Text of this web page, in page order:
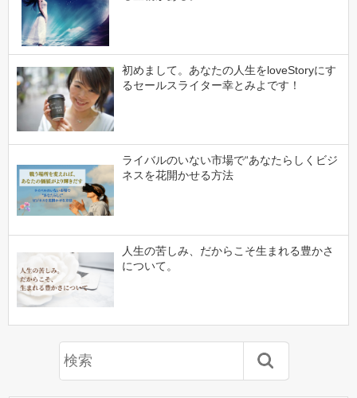
初めまして。あなたの人生をloveStoryにす
るセールスライター幸とみよです！
ライバルのいない市場で“あなたらしくビジ
ネスを花開かせる方法
人生の苦しみ、だからこそ生まれる豊かさ
について。